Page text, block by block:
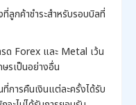
ลูกค้าชำระสำหรับรอบบิลที่
รด Forex และ Metal เว้น
รเป็นอย่างอื่น
การคืนเงินแต่ละครั้งได้รับ